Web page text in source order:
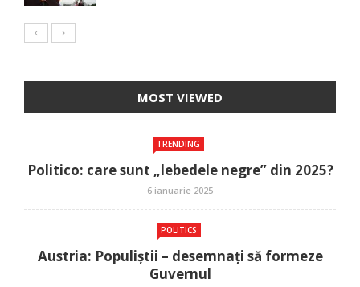
MOST VIEWED
TRENDING
Politico: care sunt „lebedele negre” din 2025?
6 ianuarie 2025
POLITICS
Austria: Populiștii – desemnați să formeze
Guvernul